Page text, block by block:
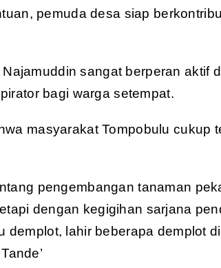
pemuda desa siap
sangat berperan aktif
bagi warga setempat.
masyarakat Tompobulu cukup
pengembangan tanaman
dengan kegigihan sarjana
lahir beberapa demplot